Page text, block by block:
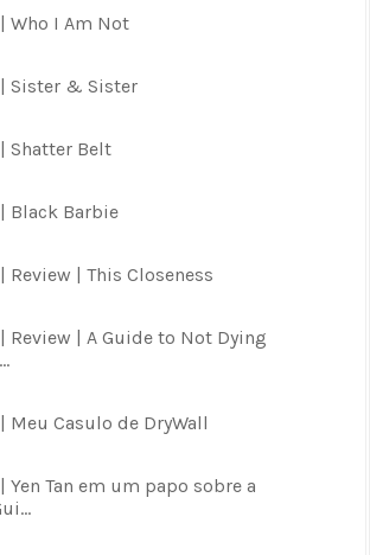
Who I Am Not
| Sister & Sister
Shatter Belt
Black Barbie
Review | This Closeness
Review | A Guide to Not Dying
Meu Casulo de DryWall
Yen Tan em um papo sobre a